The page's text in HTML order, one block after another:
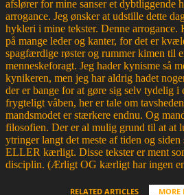
afslører for mine sanser et
arrogance. Jeg ønsker at udstille dette
hykleri i mine tekster. Denne
på mange leder og kanter, for det er
spagfærdige røster og rummer kimen til
menneskeforagt. Jeg hader kynisme så
kynikeren, men jeg har aldrig hadet
der er bange for at gøre sig selv tydelig i
frygteligt våben, her er tale om
mandsmodet er stærkere endnu. Og
filosofien. Der er al mulig grund til at at
ytringer langt det meste af tiden og
ELLER kærligt. Disse tekster er ment
disciplin. (Ærligt OG kærligt har ingen
RELATED ARTICLES MORE